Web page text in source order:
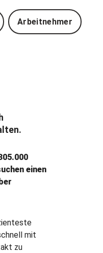
Arbeitnehmer
einen
mit
zu